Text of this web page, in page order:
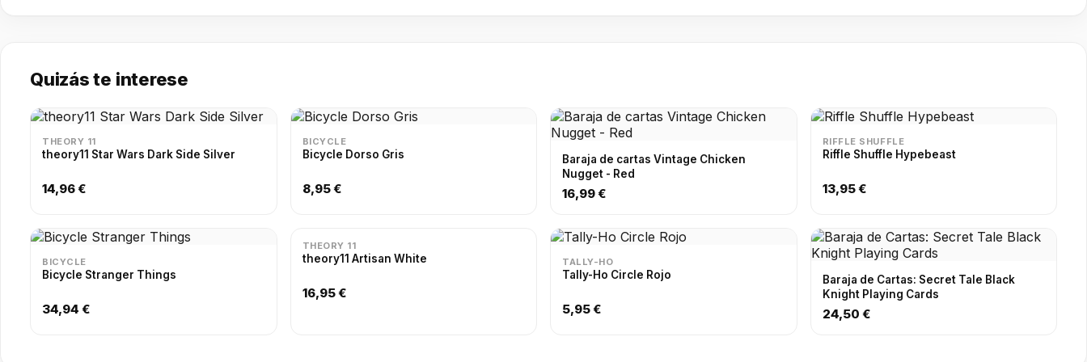
Quizás te interese
THEORY 11
theory11 Star Wars Dark Side Silver
14,96 €
BICYCLE
Bicycle Dorso Gris
8,95 €
Baraja de cartas Vintage Chicken
Nugget - Red
16,99 €
RIFFLE SHUFFLE
Riffle Shuffle Hypebeast
13,95 €
BICYCLE
Bicycle Stranger Things
34,94 €
THEORY 11
theory11 Artisan White
16,95 €
TALLY-HO
Tally-Ho Circle Rojo
5,95 €
Baraja de Cartas: Secret Tale Black
Knight Playing Cards
24,50 €